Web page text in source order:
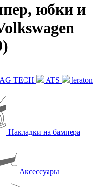
юбки и
AG TECH ATS
leraton
Накладки на бампера
Аксессуары